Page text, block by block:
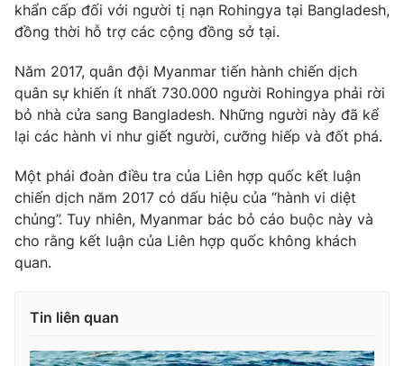
Theo dõi báo trên
Cơ quan chủ quản:
Đài Truyền hình Việt Nam
Cơ quan báo chí:Thời báo VTV
Giấy phép hoạt động báo in và báo điện tử số 483/GP-BTTTT
cấp ngày 29/12/2023
Nguyễn Trọng Ninh
Tổng đài VTV:024.38 355 931 - 024.38 355 932
khẩn cấp đối với người tị nạn Rohingya tại Bangladesh,
đồng thời hỗ trợ các cộng đồng sở tại.
Năm 2017, quân đội Myanmar tiến hành chiến dịch
quân sự khiến ít nhất 730.000 người Rohingya phải rời
bỏ nhà cửa sang Bangladesh. Những người này đã kể
lại các hành vi như giết người, cưỡng hiếp và đốt phá.
Một phái đoàn điều tra của Liên hợp quốc kết luận
chiến dịch năm 2017 có dấu hiệu của “hành vi diệt
chủng”. Tuy nhiên, Myanmar bác bỏ cáo buộc này và
cho rằng kết luận của Liên hợp quốc không khách
quan.
Tin liên quan